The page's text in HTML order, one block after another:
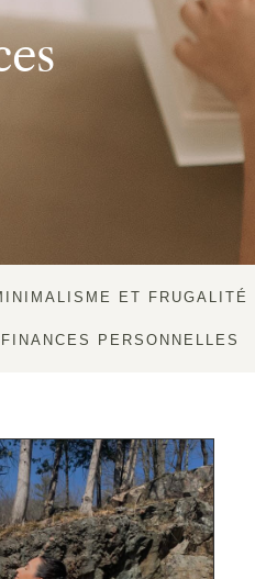
ET FRUGALITÉ
FINANCES PERSONNELLES